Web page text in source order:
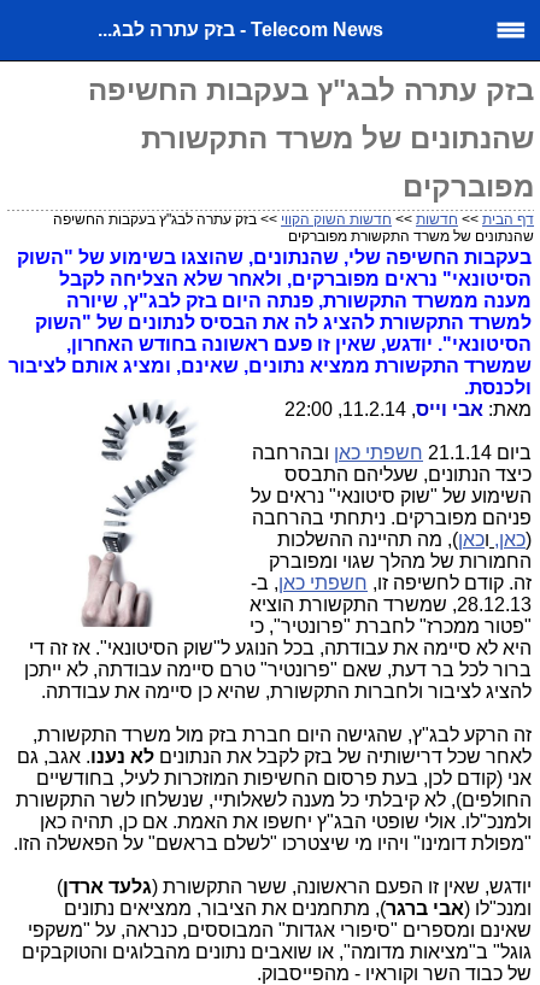
Telecom News - בזק עתרה לבג...
בזק עתרה לבג"ץ בעקבות החשיפה
שהנתונים של משרד התקשורת
מפוברקים
דף הבית >> חדשות >> חדשות השוק הקווי >> בזק עתרה לבג"ץ בעקבות החשיפה
שהנתונים של משרד התקשורת מפוברקים
בעקבות החשיפה שלי, שהנתונים, שהוצגו בשימוע של "השוק
הסיטונאי" נראים מפוברקים, ולאחר שלא הצליחה לקבל
מענה ממשרד התקשורת, פנתה היום בזק לבג"ץ, שיורה
למשרד התקשורת להציג לה את הבסיס לנתונים של "השוק
הסיטונאי". יודגש, שאין זו פעם ראשונה בחודש האחרון,
שמשרד התקשורת ממציא נתונים, שאינם, ומציג אותם לציבור
ולכנסת.
מאת: אבי וייס, 11.2.14, 22:00
ביום 21.1.14 חשפתי כאן ובהרחבה
כיצד הנתונים, שעליהם התבסס
השימוע של "שוק סיטונאי" נראים על
פניהם מפוברקים. ניתחתי בהרחבה
(כאן, וכאן), מה תהיינה ההשלכות
החמורות של מהלך שגוי ומפוברק
זה. קודם לחשיפה זו, חשפתי כאן, ב-
28.12.13, שמשרד התקשורת הוציא
"פטור ממכרז" לחברת "פרונטיר", כי
היא לא סיימה את עבודתה, בכל הנוגע ל"שוק הסיטונאי". אז זה די
ברור לכל בר דעת, שאם "פרונטיר" טרם סיימה עבודתה, לא ייתכן
להציג לציבור ולחברות התקשורת, שהיא כן סיימה את עבודתה.
זה הרקע לבג"ץ, שהגישה היום חברת בזק מול משרד התקשורת,
לאחר שכל דרישותיה של בזק לקבל את הנתונים לא נענו. אגב, גם
אני (קודם לכן, בעת פרסום החשיפות המוזכרות לעיל, בחודשיים
החולפים), לא קיבלתי כל מענה לשאלותיי, שנשלחו לשר התקשורת
ולמנכ"לו. אולי שופטי הבג"ץ יחשפו את האמת. אם כן, תהיה כאן
"מפולת דומינו" ויהיו מי שיצטרכו "לשלם בראשם" על הפאשלה הזו.
יודגש, שאין זו הפעם הראשונה, ששר התקשורת (גלעד ארדן)
ומנכ"לו (אבי ברגר), מתחמנים את הציבור, ממציאים נתונים
שאינם ומספרים "סיפורי אגדות" המבוססים, כנראה, על "משקפי
גוגל" ב"מציאות מדומה", או שואבים נתונים מהבלוגים והטוקבקים
של כבוד השר וקוראיו - מהפייסבוק.